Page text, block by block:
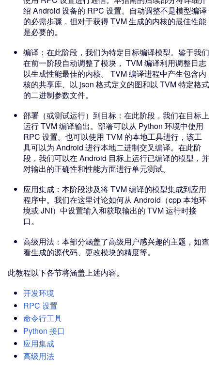
绍 Android 设备的 RPC 设置。自动调整不是模型编译
的必需步骤，但对于获得 TVM 生成的内核的最佳性能
是必要的。
编译：在此阶段，我们为特定目标编译模型。鉴于我们
在前一阶段自动调整了模块， TVM 编译利用调整日志
以生成性能最佳的内核。 TVM 编译进程中产生包含内
核的共享库、以 json 格式定义的图和以 TVM 特定格式
的二进制参数文件。
部署（或测试运行）到目标：在此阶段，我们在目标上
运行 TVM 编译输出。部署可以从 Python 环境中使用
RPC 设置。也可以使用 TVM 的本地工具进行，该工
具可以为 Android 进行本地二进制交叉编译。在此阶
段，我们可以在 Android 目标上运行已编译的模型，并
对输出的正确性和性能方面进行单元测试。
应用集成：本阶段涉及将 TVM 编译的模型集成到应用
程序中。我们在这里讨论如何从 Android（cpp 本地环
境或 JNI）中设置输入和获取输出的 TVM 运行时接
口。
高级用法：本部分涵盖了高级用户感兴趣的主题，如查
看生成的源代码、更改模块的精度等。
此教程以下各节将涵盖上述内容。
开发环境
RPC 设置
命令行工具
Python 接口
应用集成
高级用法